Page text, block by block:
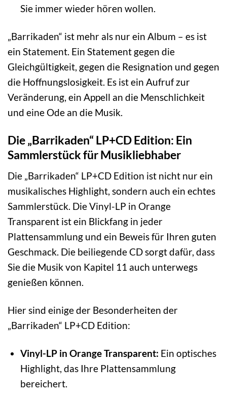
Sie immer wieder hören wollen.
„Barrikaden“ ist mehr als nur ein Album – es ist
ein Statement. Ein Statement gegen die
Gleichgültigkeit, gegen die Resignation und gegen
die Hoffnungslosigkeit. Es ist ein Aufruf zur
Veränderung, ein Appell an die Menschlichkeit
und eine Ode an die Musik.
Die „Barrikaden“ LP+CD Edition: Ein
Sammlerstück für Musikliebhaber
Die „Barrikaden“ LP+CD Edition ist nicht nur ein
musikalisches Highlight, sondern auch ein echtes
Sammlerstück. Die Vinyl-LP in Orange
Transparent ist ein Blickfang in jeder
Plattensammlung und ein Beweis für Ihren guten
Geschmack. Die beiliegende CD sorgt dafür, dass
Sie die Musik von Kapitel 11 auch unterwegs
genießen können.
Hier sind einige der Besonderheiten der
„Barrikaden“ LP+CD Edition:
Vinyl-LP in Orange Transparent: Ein optisches
Highlight, das Ihre Plattensammlung
bereichert.